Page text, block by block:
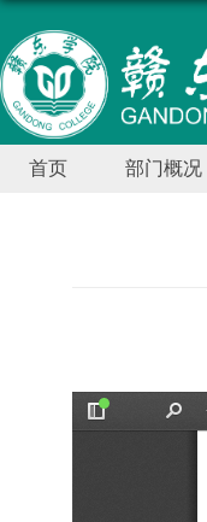
首页 部门概况